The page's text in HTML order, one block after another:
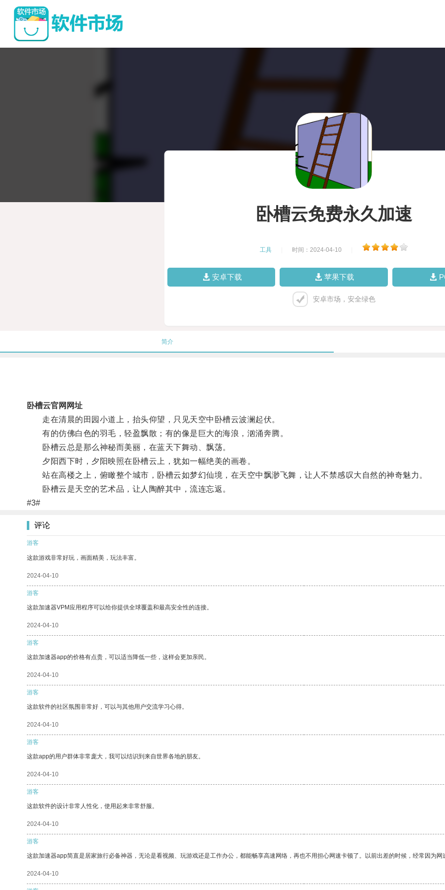
卧槽云免费永久加速
工具 时间：2024-04-10
安卓下载 苹果下载
安卓市场，安全绿色
简介
卧槽云官网网址
走在清晨的田园小道上，抬头仰望，只见天空中卧槽云波澜起伏。
有的仿佛白色的羽毛，轻盈飘散；有的像是巨大的海浪，汹涌奔腾。
卧槽云总是那么神秘而美丽，在蓝天下舞动、飘荡。
夕阳西下时，夕阳映照在卧槽云上，犹如一幅绝美的画卷。
站在高楼之上，俯瞰整个城市，卧槽云如梦幻仙境，在天空中飘渺飞舞，让人不禁感叹大自然的神奇魅力。
卧槽云是天空的艺术品，让人陶醉其中，流连忘返。
#3#
评论
游客
这款游戏非常好玩，画面精美，玩法丰富。
2024-04-10
游客
这款加速器VPM应用程序可以给你提供全球覆盖和最高安全性的连接。
2024-04-10
游客
这款加速器app的价格有点贵，可以适当降低一些，这样会更加亲民。
2024-04-10
游客
这款软件的社区氛围非常好，可以与其他用户交流学习心得。
2024-04-10
游客
这款app的用户群体非常庞大，我可以结识到来自世界各地的朋友。
2024-04-10
游客
这款软件的设计非常人性化，使用起来非常舒服。
2024-04-10
游客
这款加速器app简直是居家旅行必备神器，无论是看视频、玩游戏还是工作办公，都能畅享高速网络，再也不用担心网速卡顿了。以前出差的时候，经常因为
2024-04-10